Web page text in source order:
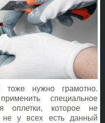
тоже нужно грамотно.
специальное
оплетки, которое не
у всех есть данный